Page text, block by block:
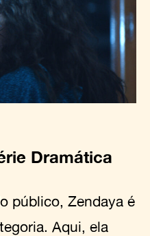
Dramática
público, Zendaya é
Aqui, ela